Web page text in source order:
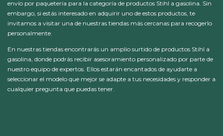
envío por paquetería para la categoría de productos Stihl a gasolina. Sin
embargo, si estás interesado en adquirir uno de estos productos, te
invitamos a visitar una de nuestras tiendas más cercanas para recogerlo
personalmente.
En nuestras tiendas encontrarás un amplio surtido de productos Stihl a
gasolina, donde podrás recibir asesoramiento personalizado por parte de
nuestro equipo de expertos. Ellos estarán encantados de ayudarte a
seleccionar el modelo que mejor se adapte a tus necesidades y responder a
cualquier pregunta que puedas tener.